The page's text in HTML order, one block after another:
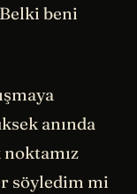
beni
anında
söyledim mi